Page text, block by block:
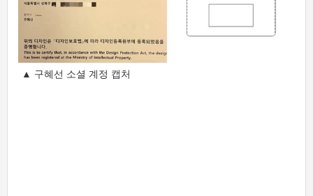
▲ 구혜선 소셜 계정 캡처